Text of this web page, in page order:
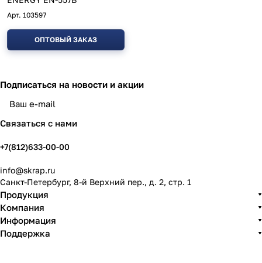
Арт. 103597
ОПТОВЫЙ ЗАКАЗ
Подписаться на новости и акции
Связаться с нами
+7(812)633-00-00
info@skrap.ru
Санкт-Петербург, 8-й Верхний пер., д. 2, стр. 1
Продукция
Компания
Информация
Поддержка